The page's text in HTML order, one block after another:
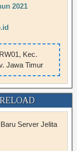
2021
Kec.
Jawa Timur
Server Jelita